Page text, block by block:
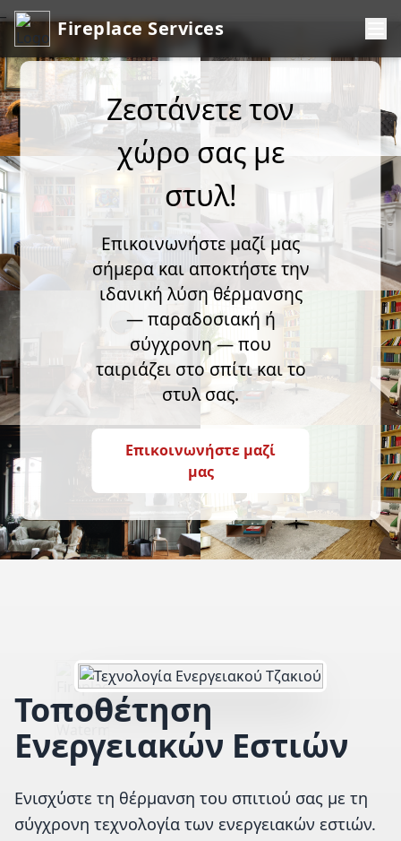
Fireplace Services
Ζεστάνετε τον
χώρο σας με
στυλ!
Επικοινωνήστε μαζί μας
σήμερα και αποκτήστε την
ιδανική λύση θέρμανσης
— παραδοσιακή ή
σύγχρονη — που
ταιριάζει στο σπίτι και το
στυλ σας.
Επικοινωνήστε μαζί
μας
Τοποθέτηση
Ενεργειακών Εστιών
Ενισχύστε τη θέρμανση του σπιτιού σας με τη
σύγχρονη τεχνολογία των ενεργειακών εστιών.